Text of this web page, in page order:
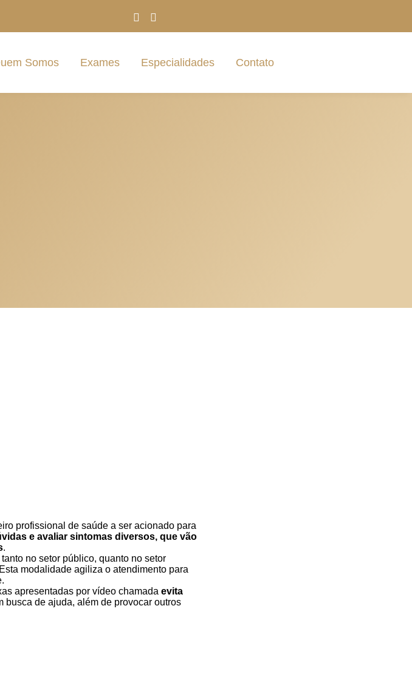
Somos Exames Especialidades Contato
profissional de saúde a ser acionado para
e avaliar sintomas diversos, que vão
.
tanto no setor público, quanto no setor
modalidade agiliza o atendimento para
apresentadas por vídeo chamada evita
busca de ajuda, além de provocar outros